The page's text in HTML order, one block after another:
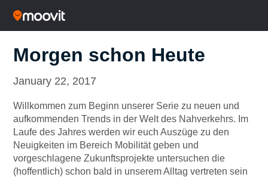
Morgen schon Heute
January 22, 2017
Willkommen zum Beginn unserer Serie zu neuen und
aufkommenden Trends in der Welt des Nahverkehrs. Im
Laufe des Jahres werden wir euch Auszüge zu den
Neuigkeiten im Bereich Mobilität geben und
vorgeschlagene Zukunftsprojekte untersuchen die
(hoffentlich) schon bald in unserem Alltag vertreten sein